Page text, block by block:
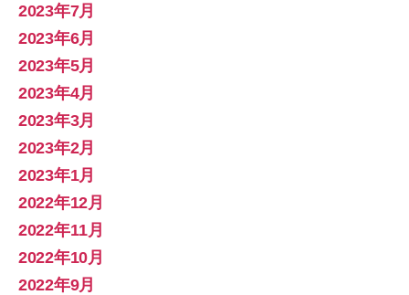
2023年7月
2023年6月
2023年5月
2023年4月
2023年3月
2023年2月
2023年1月
2022年12月
2022年11月
2022年10月
2022年9月